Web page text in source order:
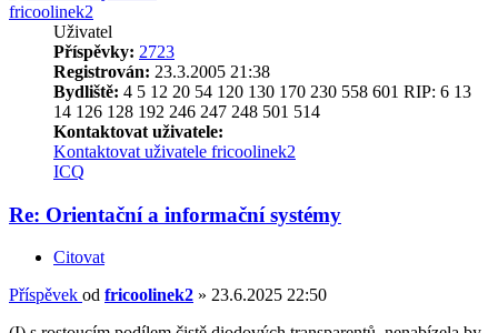
fricoolinek2
Uživatel
Příspěvky: 2723
Registrován: 23.3.2005 21:38
Bydliště: 4 5 12 20 54 120 130 170 230 558 601 RIP: 6 13
14 126 128 192 246 247 248 501 514
Kontaktovat uživatele:
Kontaktovat uživatele fricoolinek2
ICQ
Re: Orientační a informační systémy
Citovat
Příspěvek od fricoolinek2 » 23.6.2025 22:50